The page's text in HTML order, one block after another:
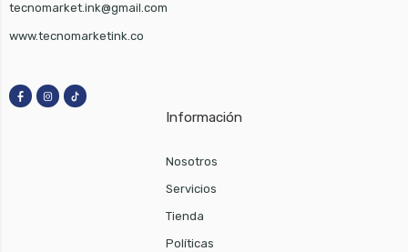
tecnomarket.ink@gmail.com
www.tecnomarketink.co
Información
Nosotros
Servicios
Tienda
Políticas